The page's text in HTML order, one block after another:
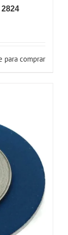
para comprar